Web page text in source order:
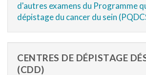
d'autres examens du Programme
dépistage du cancer du sein
CENTRES DE DÉPISTAGE
(CDD)